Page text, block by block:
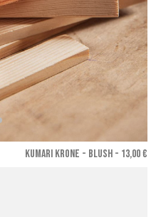
KUMARI KRONE - Blush - 13,00 €